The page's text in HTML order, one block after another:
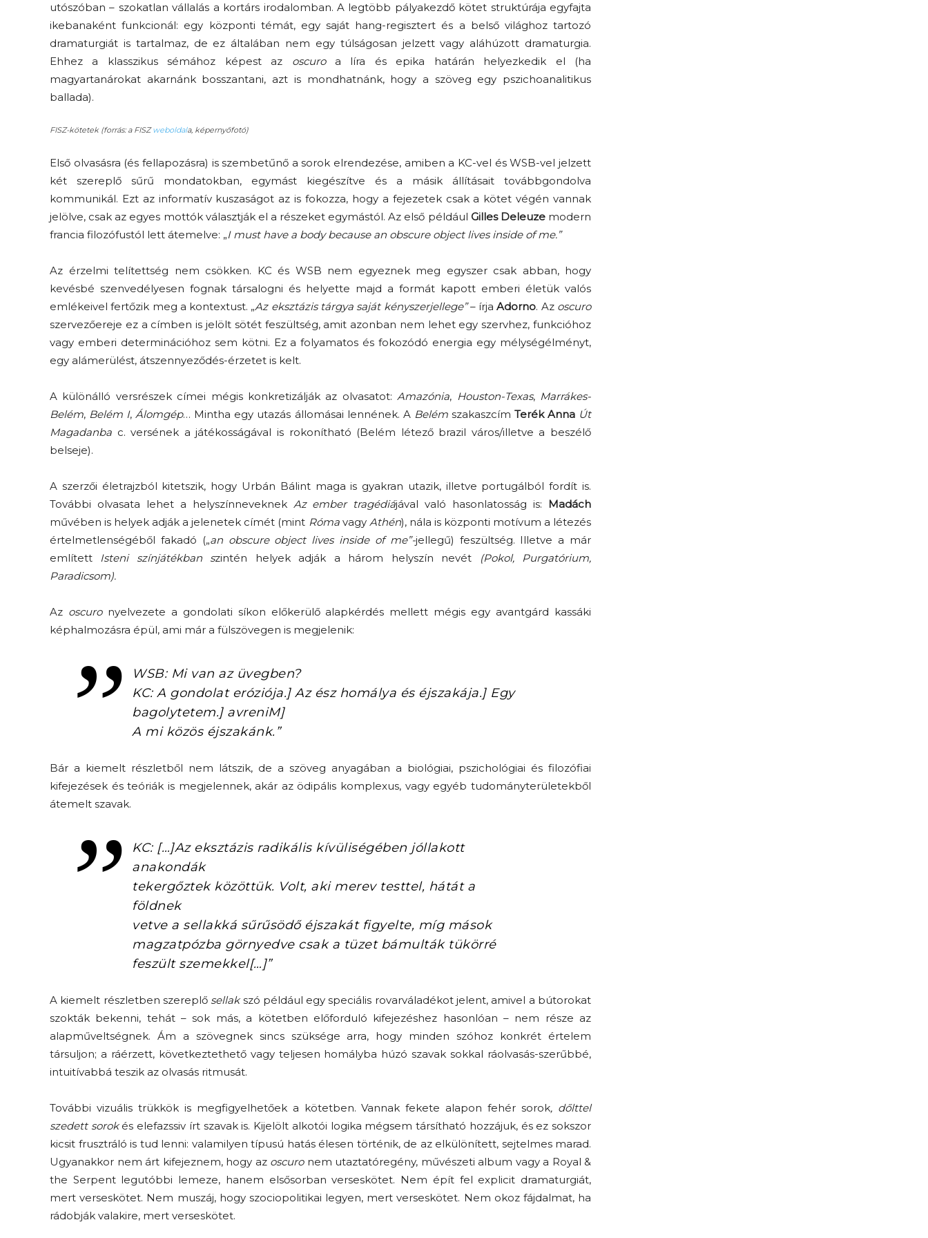
utószóban – szokatlan vállalás a kortárs irodalomban. A legtöbb pályakezdő kötet struktúrája egyfajta
ikebanaként funkcionál: egy központi témát, egy saját hang-regisztert és a belső világhoz tartozó
dramaturgiát is tartalmaz, de ez általában nem egy túlságosan jelzett vagy aláhúzott dramaturgia.
Ehhez a klasszikus sémához képest az oscuroa líra és epika határán helyezkedik el (ha
magyartanárokat akarnánk bosszantani, azt is mondhatnánk, hogy a szöveg egy pszichoanalitikus
ballada).
FISZ-kötetek (forrás: a FISZweboldala, képernyőfotó)
Első olvasásra (és fellapozásra) is szembetűnő a sorok elrendezése, amiben a KC-vel és WSB-vel jelzett
két szereplő sűrű mondatokban, egymást kiegészítve és a másik állításait továbbgondolva
kommunikál. Ezt az informatív kuszaságot az is fokozza, hogy a fejezetek csak a kötet végén vannak
jelölve, csak az egyes mottók választják el a részeket egymástól. Az első például Gilles Deleuzemodern
francia filozófustól lett átemelve: „I must have a body because an obscure object lives inside of me.”
Az érzelmi telítettség nem csökken. KC és WSB nem egyeznek meg egyszer csak abban, hogy
kevésbé szenvedélyesen fognak társalogni és helyette majd a formát kapott emberi életük valós
emlékeivel fertőzik meg a kontextust. „Az eksztázis tárgya saját kényszerjellege”– írjaAdorno. Az oscuro
szervezőereje ez a címben is jelölt sötét feszültség, amit azonban nem lehet egy szervhez, funkcióhoz
vagy emberi determinációhoz sem kötni. Ez a folyamatos és fokozódó energia egy mélységélményt,
egy alámerülést, átszennyeződés-érzetet is kelt.
A különálló versrészek címei mégis konkretizálják az olvasatot: Amazónia, Houston-Texas, Marrákes-
Belém, Belém I, Álomgép… Mintha egy utazás állomásai lennének. A Belémszakaszcím Terék Anna Út
Magadanba c. versének a játékosságával is rokonítható (Belém létező brazil város/illetve a beszélő
belseje).
A szerzői életrajzból kitetszik, hogy Urbán Bálint maga is gyakran utazik, illetve portugálból fordít is.
További olvasata lehet a helyszínneveknek Az ember tragédiájával való hasonlatosság is: Madách
művében is helyek adják a jelenetek címét (mint Rómavagy Athén), nála is központi motívum a létezés
értelmetlenségéből fakadó („an obscure object lives inside of me”-jellegű) feszültség. Illetve a már
említett Isteni színjátékban szintén helyek adják a három helyszín nevét
(Pokol, Purgatórium,
Paradicsom).
Az oscuronyelvezete a gondolati síkon előkerülő alapkérdés mellett mégis egy avantgárd kassáki
képhalmozásra épül, ami már a fülszövegen is megjelenik:
WSB: Mi van az üvegben?
KC: A gondolat eróziója.] Az ész homálya és éjszakája.] Egy
bagolytetem.] avreniM]
A mi közös éjszakánk.”
Bár a kiemelt részletből nem látszik, de a szöveg anyagában a biológiai, pszichológiai és filozófiai
kifejezések és teóriák is megjelennek, akár az ödipális komplexus, vagy egyéb tudományterületekből
átemelt szavak.
KC: […]Az eksztázis radikális kívüliségében jóllakott
anakondák
tekergőztek közöttük. Volt, aki merev testtel, hátát a
földnek
vetve a sellakká sűrűsödő éjszakát figyelte, míg mások
magzatpózba görnyedve csak a tüzet bámulták tükörré
feszült szemekkel[…]”
A kiemelt részletben szereplő sellakszó például egy speciális rovarváladékot jelent, amivel a bútorokat
szokták bekenni, tehát – sok más, a kötetben előforduló kifejezéshez hasonlóan – nem része az
alapműveltségnek. Ám a szövegnek sincs szüksége arra, hogy minden szóhoz konkrét értelem
társuljon; a ráérzett, következtethető vagy teljesen homályba húzó szavak sokkal ráolvasás-szerűbbé,
intuitívabbá teszik az olvasás ritmusát.
További vizuális trükkök is megfigyelhetőek a kötetben. Vannak fekete alapon fehér sorok, dőlttel
szedett sorokés elefazssiv írt szavak is. Kijelölt alkotói logika mégsem társítható hozzájuk, és ez sokszor
kicsit frusztráló is tud lenni: valamilyen típusú hatás élesen történik, de az elkülönített, sejtelmes marad.
Ugyanakkor nem árt kifejeznem, hogy az oscuronem utaztatóregény, művészeti album vagy a Royal &
the Serpent legutóbbi lemeze, hanem elsősorban verseskötet. Nem épít fel explicit dramaturgiát,
mert verseskötet. Nem muszáj, hogy szociopolitikai legyen, mert verseskötet. Nem okoz fájdalmat, ha
rádobják valakire, mert verseskötet.